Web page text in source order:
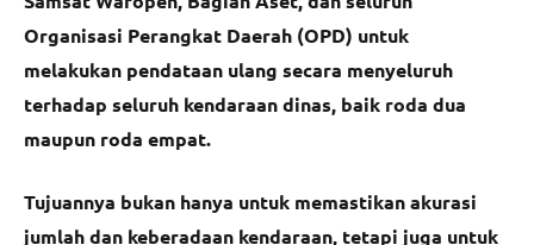
Organisasi Perangkat Daerah (OPD) untuk
melakukan pendataan ulang secara menyeluruh
terhadap seluruh kendaraan dinas, baik roda dua
maupun roda empat.
Tujuannya bukan hanya untuk memastikan akurasi
jumlah dan keberadaan kendaraan, tetapi juga untuk